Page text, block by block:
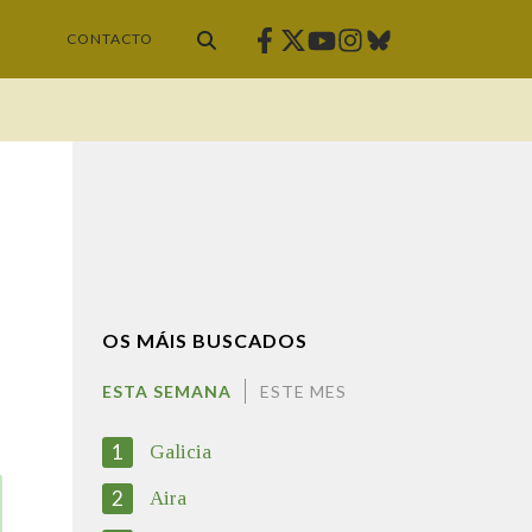
CONTACTO Facebook
Twitter
Youtube
Instagram
Bluesky
OS MÁIS BUSCADOS
ESTA SEMANA ESTE MES
1 Galicia
2 Aira